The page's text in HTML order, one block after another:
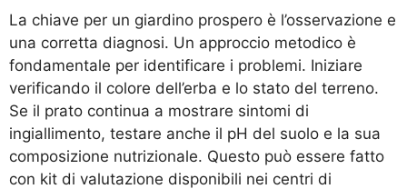
La chiave per un giardino prospero è l’osservazione e
una corretta diagnosi. Un approccio metodico è
fondamentale per identificare i problemi. Iniziare
verificando il colore dell’erba e lo stato del terreno.
Se il prato continua a mostrare sintomi di
ingiallimento, testare anche il pH del suolo e la sua
composizione nutrizionale. Questo può essere fatto
con kit di valutazione disponibili nei centri di